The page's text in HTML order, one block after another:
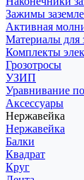
Зажимы
Активная
Материалы для
Комплекты
Грозотросы
УЗИП
Уравнивание
Аксессуары
Нержавейка
Нержавейка
Балки
Квадрат
Круг